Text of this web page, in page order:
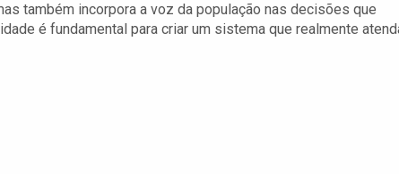
também incorpora a voz da população nas decisões que
é fundamental para criar um sistema que realmente